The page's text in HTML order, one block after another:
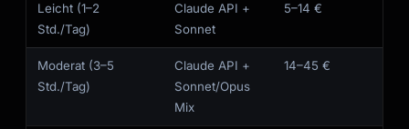
Leicht (1–2
Std./Tag)
Claude API +
Sonnet
5–14 €
Moderat (3–5
Std./Tag)
Claude API +
Sonnet/Opus
Mix
14–45 €